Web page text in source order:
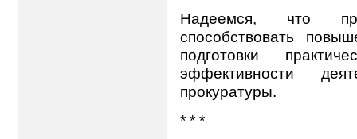
Надеемся, что
способствовать
подготовки
эффективности
прокуратуры.
* * *